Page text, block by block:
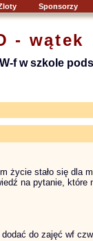
Sponsorzy
- wątek
f w szkole
życie stało się dla
na pytanie, które
do zajęć wf